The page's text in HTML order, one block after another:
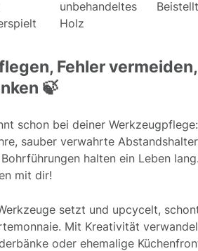
unbehandeltes
Holz
Fehler vermeiden,
🍃
schon bei deiner
sauber verwahrte
halten ein Leben
mit dir!
setzt und upcycelt,
Mit Kreativität
oder ehemalige